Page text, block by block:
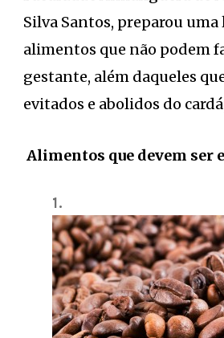
Silva Santos, preparou uma
alimentos que não podem
gestante, além daqueles
evitados e abolidos do
Alimentos que devem ser